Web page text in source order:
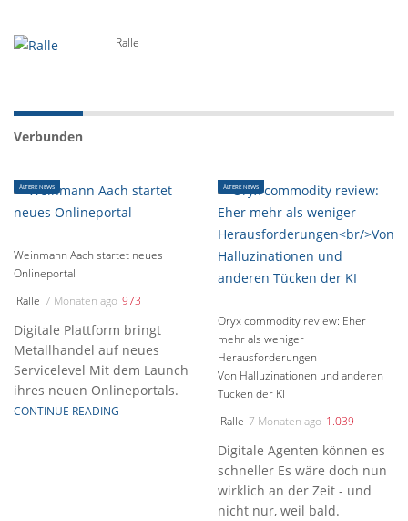
Ralle
Verbunden
ÄLTERE NEWS
Weinmann Aach startet neues
Onlineportal
Ralle 7 Monaten ago 973
Digitale Plattform bringt
Metallhandel auf neues
Servicelevel Mit dem Launch
ihres neuen Onlineportals.
CONTINUE READING
ÄLTERE NEWS
Oryx commodity review: Eher
mehr als weniger
Herausforderungen
Von Halluzinationen und anderen
Tücken der KI
Ralle 7 Monaten ago 1.039
Digitale Agenten können es
schneller Es wäre doch nun
wirklich an der Zeit - und
nicht nur, weil bald.